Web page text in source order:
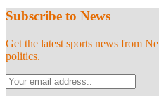
Subscribe to News
Get the latest sports news from
politics.